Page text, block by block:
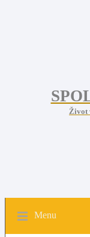
Život
Menu